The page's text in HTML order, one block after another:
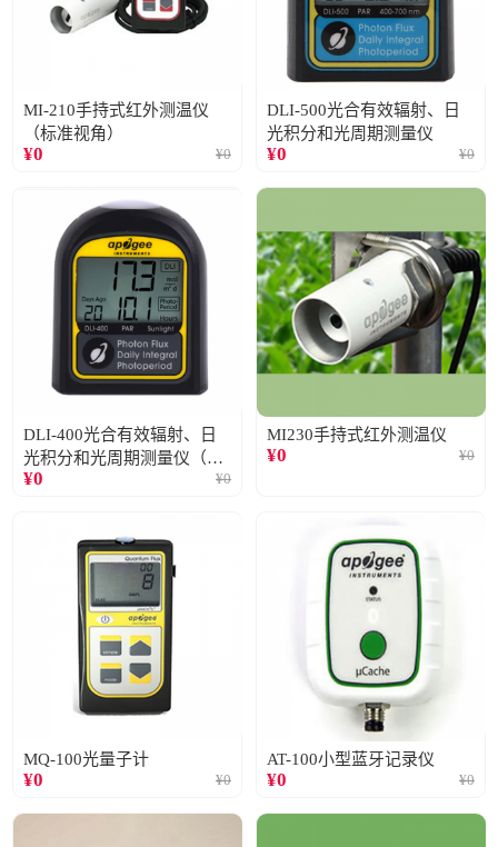
MI-210手持式红外测温仪
（标准视角）
¥0 ¥0
DLI-500光合有效辐射、日
光积分和光周期测量仪
¥0 ¥0
DLI-400光合有效辐射、日
光积分和光周期测量仪（仅
阳光）
¥0 ¥0
MI230手持式红外测温仪
¥0 ¥0
MQ-100光量子计
¥0 ¥0
AT-100小型蓝牙记录仪
¥0 ¥0